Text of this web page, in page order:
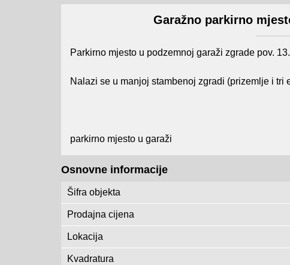
Garažno parkirno
Parkirno mjesto u podzemnoj garaži zgrade pov.
Nalazi se u manjoj stambenoj zgradi (prizemlje i tri
parkirno mjesto u garaži
Osnovne informacije
Šifra objekta
Prodajna cijena
Lokacija
Kvadratura